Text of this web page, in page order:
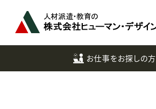
お仕事をお探しの方
へ